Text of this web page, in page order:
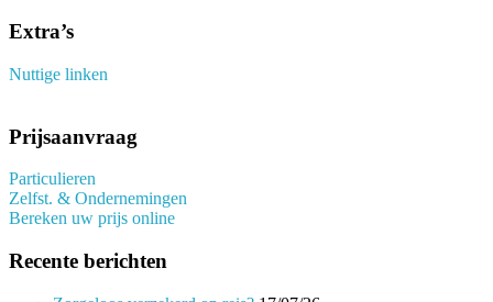
Extra’s
Nuttige linken
Prijsaanvraag
Particulieren
Zelfst. & Ondernemingen
Bereken uw prijs online
Recente berichten